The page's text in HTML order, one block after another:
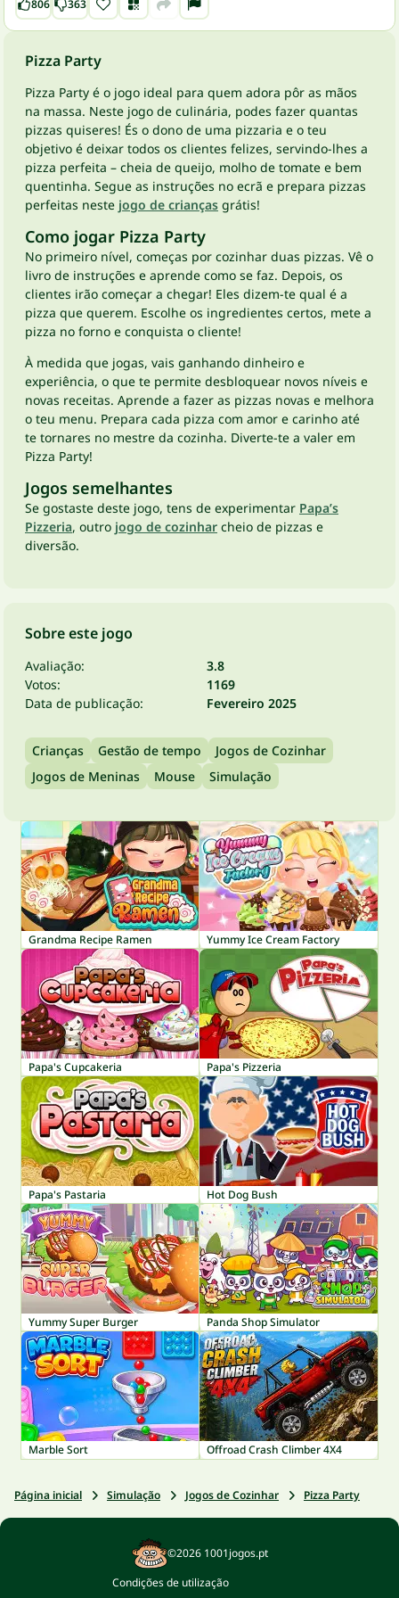
806 363
Pizza Party
Pizza Party é o jogo ideal para quem adora pôr as mãos
na massa. Neste jogo de culinária, podes fazer quantas
pizzas quiseres! És o dono de uma pizzaria e o teu
objetivo é deixar todos os clientes felizes, servindo-lhes a
pizza perfeita – cheia de queijo, molho de tomate e bem
quentinha. Segue as instruções no ecrã e prepara pizzas
perfeitas neste jogo de crianças grátis!
Como jogar Pizza Party
No primeiro nível, começas por cozinhar duas pizzas. Vê o
livro de instruções e aprende como se faz. Depois, os
clientes irão começar a chegar! Eles dizem-te qual é a
pizza que querem. Escolhe os ingredientes certos, mete a
pizza no forno e conquista o cliente!
À medida que jogas, vais ganhando dinheiro e
experiência, o que te permite desbloquear novos níveis e
novas receitas. Aprende a fazer as pizzas novas e melhora
o teu menu. Prepara cada pizza com amor e carinho até
te tornares no mestre da cozinha. Diverte-te a valer em
Pizza Party!
Jogos semelhantes
Se gostaste deste jogo, tens de experimentar Papa’s
Pizzeria, outro jogo de cozinhar cheio de pizzas e
diversão.
Sobre este jogo
Avaliação:
3.8
Votos:
1169
Data de publicação:
Fevereiro 2025
Crianças Gestão de tempo
Jogos de Cozinhar
Jogos de Meninas
Mouse Simulação
Grandma Recipe Ramen Yummy Ice Cream Factory
Papa's Cupcakeria Papa's Pizzeria
Papa's Pastaria Hot Dog Bush
Yummy Super Burger Panda Shop Simulator
Marble Sort Offroad Crash Climber 4X4
Página inicial Simulação Jogos de Cozinhar Pizza Party
©2026 1001jogos.pt
Condições de utilização